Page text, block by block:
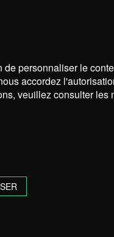
personnaliser le
accordez
veuillez consulter les